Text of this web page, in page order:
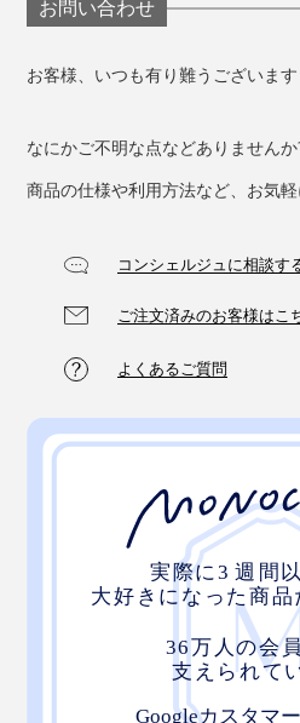
お問い合わせ
お客様、いつも有り難うございます
なにかご不明な点などありませんか
商品の仕様や利用方法など、お気軽
コンシェルジュに相談す
ご注文済みのお客様はこ
よくあるご質問